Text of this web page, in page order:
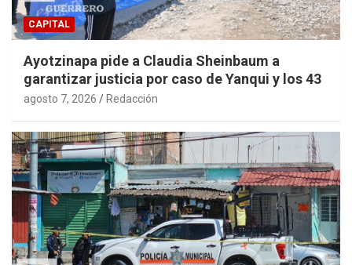
CAPITAL
Ayotzinapa pide a Claudia Sheinbaum a
garantizar justicia por caso de Yanqui y los 43
agosto 7, 2026 Redacción